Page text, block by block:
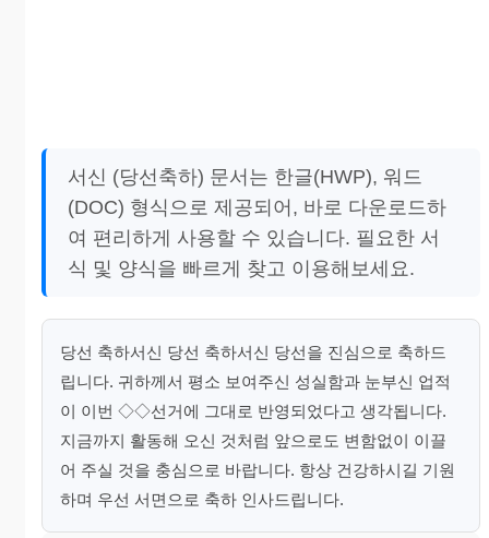
서신 (당선축하) 문서는 한글(HWP), 워드
(DOC) 형식으로 제공되어, 바로 다운로드하
여 편리하게 사용할 수 있습니다. 필요한 서
식 및 양식을 빠르게 찾고 이용해보세요.
당선 축하서신 당선 축하서신 당선을 진심으로 축하드
립니다. 귀하께서 평소 보여주신 성실함과 눈부신 업적
이 이번 ◇◇선거에 그대로 반영되었다고 생각됩니다.
지금까지 활동해 오신 것처럼 앞으로도 변함없이 이끌
어 주실 것을 충심으로 바랍니다. 항상 건강하시길 기원
하며 우선 서면으로 축하 인사드립니다.